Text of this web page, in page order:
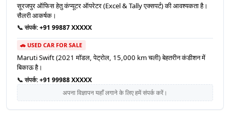
सूरजपुर ऑफिस हेतु कंप्यूटर ऑपरेटर (Excel & Tally एक्सपर्ट) की आवश्यकता है।
सैलरी आकर्षक।
📞 संपर्क:+91 99887 XXXXX
🚗 USED CAR FOR SALE
Maruti Swift (2021 मॉडल, पेट्रोल, 15,000 km चली) बेहतरीन कंडीशन में
बिकाऊ है।
📞 संपर्क:+91 99988 XXXXX
अपना विज्ञापन यहाँ लगाने के लिए हमें संपर्क करें।